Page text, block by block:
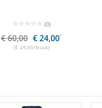
(0)
€ 60,00 € 24,001
(€ 24,00/Stück)